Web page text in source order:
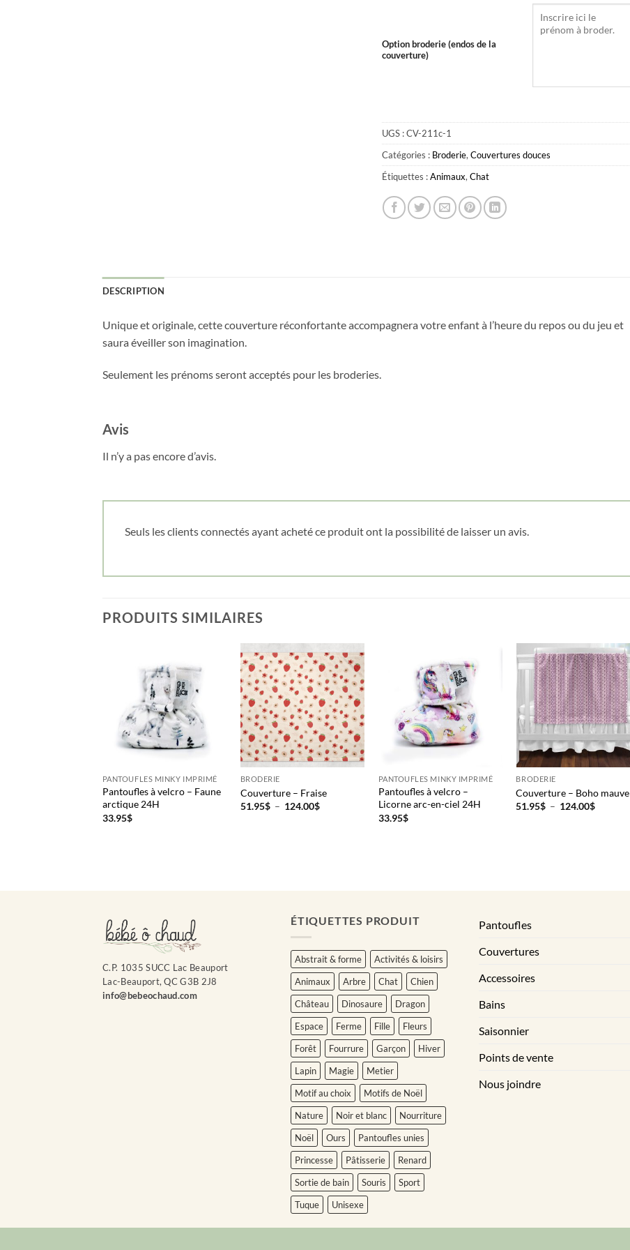
Option broderie (endos de la
couverture)
UGS :CV-211c-1
Catégories : Broderie, Couvertures douces
Étiquettes :Animaux, Chat
DESCRIPTION
Unique et originale, cette couverture réconfortante accompagnera votre enfant à l’heure du repos ou du jeu et
saura éveiller son imagination.
Seulement les prénoms seront acceptés pour les broderies.
Avis
Il n’y a pas encore d’avis.
Seuls les clients connectés ayant acheté ce produit ont la possibilité de laisser un avis.
PRODUITS SIMILAIRES
PANTOUFLES MINKY IMPRIMÉ
Pantoufles à velcro – Faune
arctique 24H
33.95$
BRODERIE
Couverture – Fraise
51.95$ – 124.00$Plage
PANTOUFLES MINKY IMPRIMÉ
Pantoufles à velcro –
Licorne arc-en-ciel 24H
33.95$
BRODERIE
Couverture – Boho mauve
51.95$ – 124.00$Plage
C.P. 1035 SUCC Lac Beauport
Lac-Beauport, QC G3B 2J8
info@bebeochaud.com
ÉTIQUETTES PRODUIT
Abstrait & forme
Activités & loisirs
Animaux
Arbre Chat
Chien
Château
Dinosaure
Dragon
Espace
Ferme Fille
Fleurs
Forêt
Fourrure Garçon
Hiver
Lapin
Magie
Metier
Motif au choix
Motifs de Noël
Nature
Noir et blanc
Nourriture
Noël
Ours
Pantoufles unies
Princesse
Pâtisserie
Renard
Sortie de bain
Souris
Sport
Tuque
Unisexe
Pantoufles
Couvertures
Accessoires
Bains
Saisonnier
Points de vente
Nous joindre